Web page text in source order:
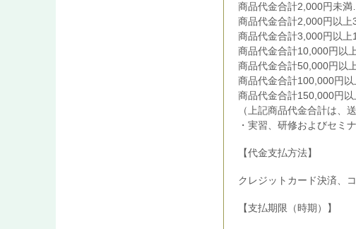
商品代金合計2,000円未満
商品代金合計2,000円以
商品代金合計3,000円以
商品代金合計10,000円以
商品代金合計50,000円以
商品代金合計100,000円
商品代金合計150,000円
（上記商品代金合計は、
・実習、研修およびセミ
【代金支払方法】
クレジットカード決済、
【支払期限（時期）】